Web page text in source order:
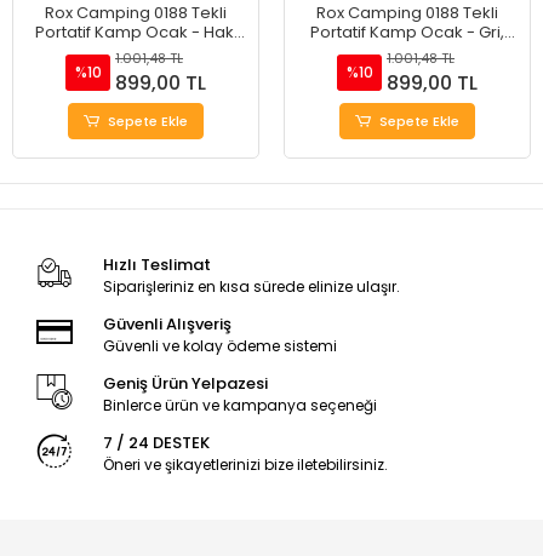
Rox Camping 0188 Tekli
Portatif Kamp Ocak - Haki
Yeşil, Rüzgarlıklı, Ekstra Gaz
Girişli
%10
1.001,48 TL
899,00 TL
Sepete Ekle
Rox Camping 0188 Tekli
Portatif Kamp Ocak - Gri,
Rüzgarlıklı, Ekstra Gaz Girişli
%10
1.001,48 TL
899,00 TL
Sepete Ekle
Hızlı Teslimat
Siparişleriniz en kısa sürede elinize ulaşır.
Güvenli Alışveriş
Güvenli ve kolay ödeme sistemi
Geniş Ürün Yelpazesi
Binlerce ürün ve kampanya seçeneği
7 / 24 DESTEK
Öneri ve şikayetlerinizi bize iletebilirsiniz.